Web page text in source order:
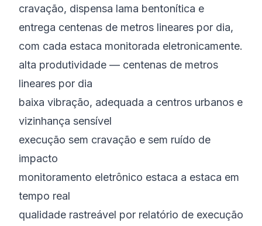
cravação, dispensa lama bentonítica e
entrega centenas de metros lineares por dia,
com cada estaca monitorada eletronicamente.
alta produtividade — centenas de metros
lineares por dia
baixa vibração, adequada a centros urbanos e
vizinhança sensível
execução sem cravação e sem ruído de
impacto
monitoramento eletrônico estaca a estaca em
tempo real
qualidade rastreável por relatório de execução